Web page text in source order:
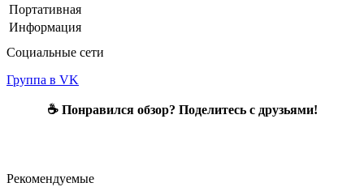
Портативная
Информация
Социальные сети
Группа в VK
☕ Понравился обзор? Поделитесь с друзьями!
Рекомендуемые